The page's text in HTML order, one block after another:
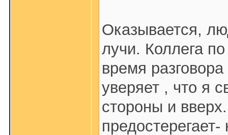
Оказывается,
лучи. Коллега
время
уверяет , что я
стороны и